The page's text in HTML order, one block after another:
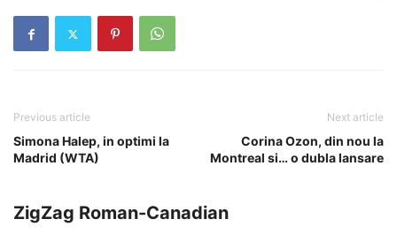
Previous article
Simona Halep, in optimi la
Madrid (WTA)
Next article
Corina Ozon, din nou la
Montreal si… o dubla lansare
ZigZag Roman-Canadian